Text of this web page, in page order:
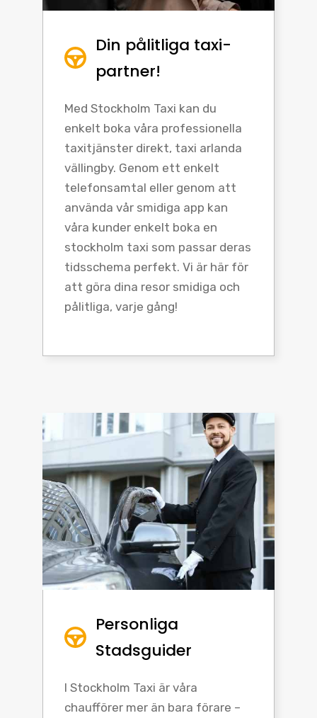
Din pålitliga taxi-
partner!
Med Stockholm Taxi kan du
enkelt boka våra professionella
taxitjänster direkt, taxi arlanda
vällingby. Genom ett enkelt
telefonsamtal eller genom att
använda vår smidiga app kan
våra kunder enkelt boka en
stockholm taxi som passar deras
tidsschema perfekt. Vi är här för
att göra dina resor smidiga och
pålitliga, varje gång!
Personliga
Stadsguider
I Stockholm Taxi är våra
chaufförer mer än bara förare –